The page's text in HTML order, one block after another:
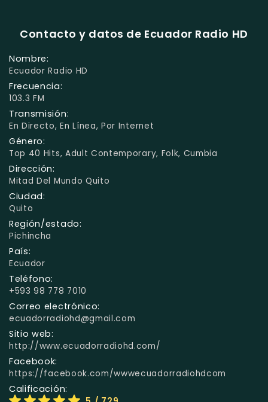
Contacto y datos de Ecuador Radio HD
Nombre:
Ecuador Radio HD
Frecuencia:
103.3 FM
Transmisión:
En Directo, En Línea, Por Internet
Género:
Top 40 Hits, Adult Contemporary, Folk, Cumbia
Dirección:
Mitad Del Mundo Quito
Ciudad:
Quito
Región/estado:
Pichincha
País:
Ecuador
Teléfono:
+593 98 778 7010
Correo electrónico:
ecuadorradiohd@gmail.com
Sitio web:
http://www.ecuadorradiohd.com/
Facebook:
https://facebook.com/wwwecuadorradiohdcom
Calificación: